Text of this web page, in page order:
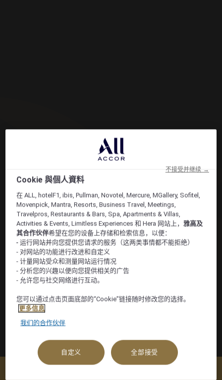
Cookie 與個人資料
在 ALL, hotelF1, ibis, Pullman, Novotel, Mercure, MGallery, Sofitel,
Movenpick, Mantra, Resorts, Business Travel, Meetings,
Travelpros, Restaurants & Bars, Spa, Apartments & Villas,
Activities & Events, Limitless Experiences 和 Hera 网站上，雅高及
其合作伙伴希望在您的设备上存储和检索信息，以便：
- 运行网站并向您提供您请求的服务（这两类事情都不能拒绝）
- 对网站的功能进行改进和自定义
- 计量网站受众和测量网站运行情况
- 分析您的兴趣以便向您提供相关的广告
- 允许您与社交网络进行互动。
您可以通过点击页面底部的“Cookie”链接随时修改您的选择。
更多信息
我们的合作伙伴
自定义 全部接受
不接受并继续 →